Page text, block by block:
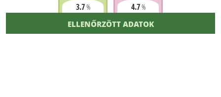
3.7% 4.7%
ELLENŐRZÖTT ADATOK